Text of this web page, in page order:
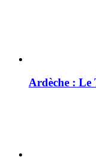
Ardèche : Le